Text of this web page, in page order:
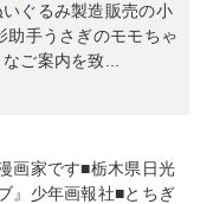
ぐるみ製造販売の小
助手うさぎのモモちゃ
ご案内を致...
画家です■栃木県日光
』少年画報社■とちぎ